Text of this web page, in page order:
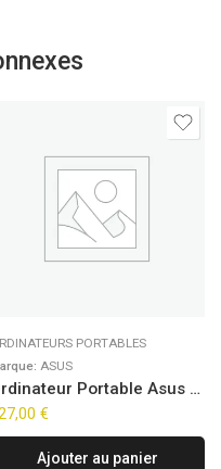
PORTABLES
ASUS
Ordinateur Portable Asus VivoBook Go 15 E510KA-BQ1168W (15,6″)
€
Ajouter au panier